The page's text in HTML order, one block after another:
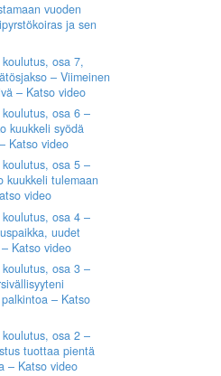
vuoden
ja sen
osa 7,
– Viimeinen
– Katso video
koulutus, osa 6 –
kuukkeli syödä
Katso video
koulutus, osa 5 –
kuukkeli tulemaan
video
koulutus, osa 4 –
uudet
Katso video
koulutus, osa 3 –
– Katso
koulutus, osa 2 –
tuottaa pientä
– Katso video